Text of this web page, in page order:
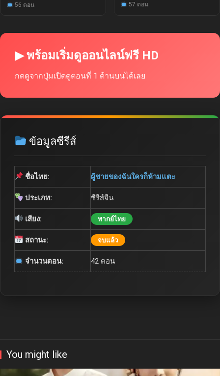
56 ตอน 57 ตอน
▶ พร้อมเริ่มดูออนไลน์ฟรี HD
กดดูจากปุ่มเปิดดูตอนที่ 1 ด้านบนได้เลย
ข้อมูลซีรีส์
ชื่อไทย: ผู้ชายของฉันใครก็ห้ามแตะ
ประเภท: ซีรีส์จีน
เสียง: พากย์ไทย
สถานะ: จบแล้ว
จำนวนตอน: 42 ตอน
You might like